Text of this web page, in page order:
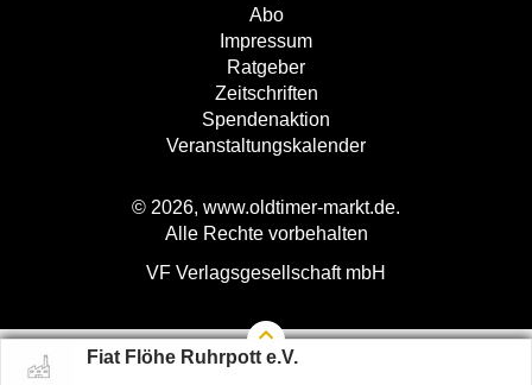
Fiat Flöhe Ruhrpott e.V.
Abo
Impressum
Ratgeber
Zeitschriften
Spendenaktion
Veranstaltungskalender
© 2026, www.oldtimer-markt.de.
Alle Rechte vorbehalten
VF Verlagsgesellschaft mbH